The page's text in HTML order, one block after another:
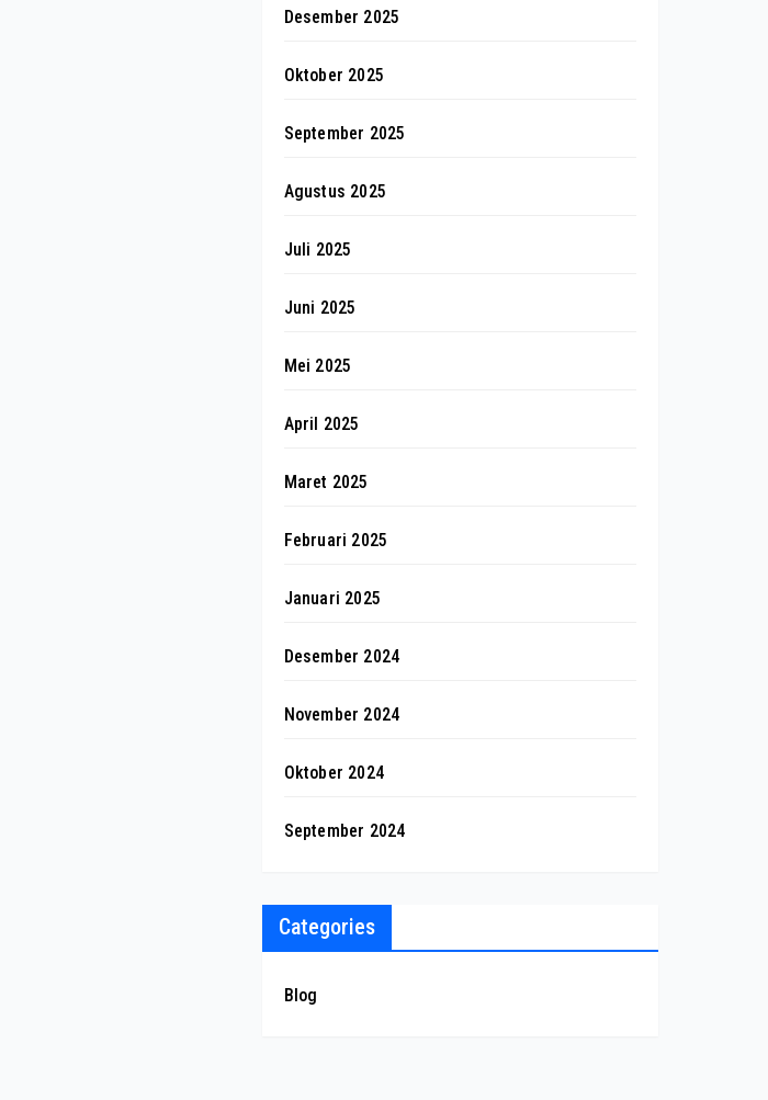
Desember 2025
Oktober 2025
September 2025
Agustus 2025
Juli 2025
Juni 2025
Mei 2025
April 2025
Maret 2025
Februari 2025
Januari 2025
Desember 2024
November 2024
Oktober 2024
September 2024
Categories
Blog